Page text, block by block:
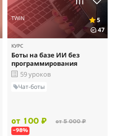
TWIN
5
47
КУРС
Боты на базе ИИ без
программирования
59 уроков
Чат-боты
от 100 ₽ от 5 000 ₽
–98%